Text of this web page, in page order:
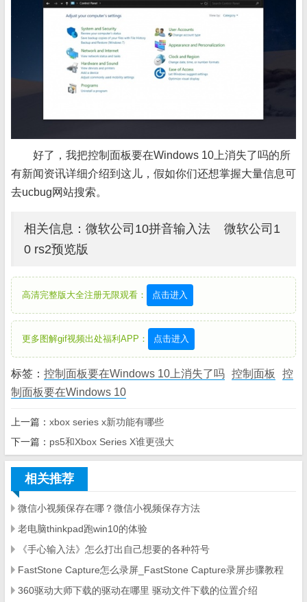
好了，我把控制面板要在Windows 10上消失了吗的所
有新闻资讯详细介绍到这儿，假如你们还想掌握大量信息可
去ucbug网站搜索。
相关信息：微软公司10拼音输入法 微软公司1
0 rs2预览版
高清完整版大全注册无限观看： 点击进入
更多图解gif视频出处福利APP： 点击进入
标签： 控制面板要在Windows 10上消失了吗 控制面板
控
制面板要在Windows 10
上一篇： xbox series x新功能有哪些
下一篇： ps5和Xbox Series X谁更强大
相关推荐
微信小视频保存在哪？微信小视频保存方法
老电脑thinkpad跑win10的体验
《手心输入法》怎么打出自己想要的各种符号
FastStone Capture怎么录屏_FastStone Capture录屏步骤教程
360驱动大师下载的驱动在哪里 驱动文件下载的位置介绍